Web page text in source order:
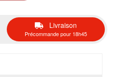
Livraison
Précommande pour 18h45